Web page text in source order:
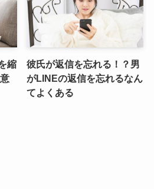
縮
彼氏が返信を忘れる！？男
がLINEの返信を忘れるなん
てよくある